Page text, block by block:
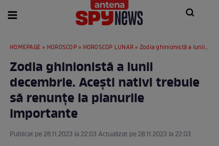
HOMEPAGE » HOROSCOP» HOROSCOP LUNAR » Zodia ghinionistă a lunii decembrie. Acești nativi trebuie să renunțe la planurile importante
Zodia ghinionistă a lunii
decembrie. Acești nativi trebuie
să renunțe la planurile
importante
Publicat pe 28.11.2023 la 22:03 Actualizat pe 28.11.2023 la 22:03